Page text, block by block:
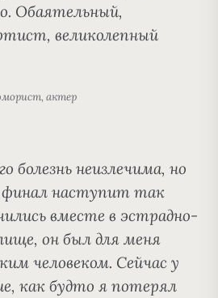
Обаятельный,
великолепный
актер
болезнь неизлечима, но
финал наступит так
вместе в эстрадно-
он был для меня
человеком. Сейчас у
как будто я потерял